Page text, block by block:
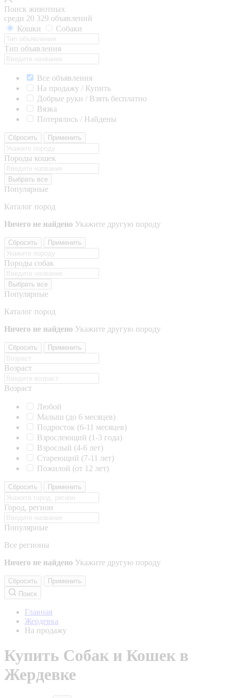
Поиск животных
среди 20 329 объявлений
Кошки
Собаки
Тип объявления
Все объявления
На продажу / Купить
Добрые руки / Взять бесплатно
Вязка
Потерялись / Найдены
Сбросить Применить
Породы кошек
Выбрать все
Популярные
Каталог пород
Ничего не найдено Укажите другую породу
Сбросить Применить
Породы собак
Выбрать все
Популярные
Каталог пород
Ничего не найдено Укажите другую породу
Сбросить Применить
Возраст
Возраст
Любой
Малыш (до 6 месяцев)
Подросток (6-11 месяцев)
Взрослеющий (1-3 года)
Взрослый (4-6 лет)
Стареющий (7-11 лет)
Пожилой (от 12 лет)
Сбросить Применить
Город, регион
Популярные
Все регионы
Ничего не найдено Укажите другую породу
Сбросить
Применить
Поиск
Главная
Жердевка
На продажу
Купить Собак и Кошек в
Жердевке